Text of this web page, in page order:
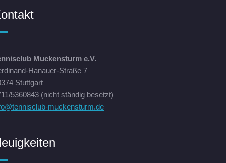
Muckensturm e.V.
Hanauer-Straße 7
Stuttgart
5360843 (nicht ständig besetzt)
muckensturm.de